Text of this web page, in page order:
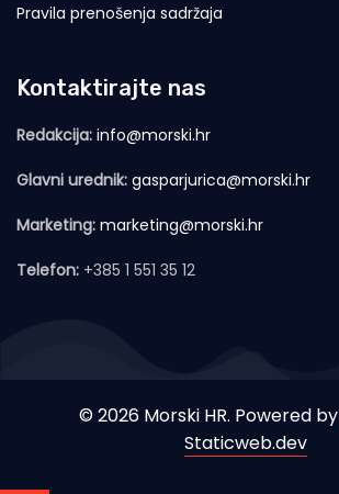
Pravila prenošenja sadržaja
Kontaktirajte nas
Redakcija: info@morski.hr
Glavni urednik: gasparjurica@morski.hr
Marketing: marketing@morski.hr
Telefon: +385 1 551 35 12
© 2026 Morski HR. Powered by
Staticweb.dev